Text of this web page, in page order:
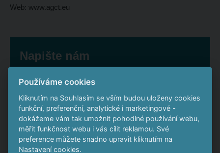
Web: www.agct.eu
Napište nám
Jméno a příjmení*
E-mail*
Používáme cookies
Kliknutím na Souhlasím se vším budou uloženy cookies
funkční, preferenční, analytické i marketingové -
dokážeme vám tak umožnit pohodlné používání webu,
měřit funkčnost webu i vás cílit reklamou. Své
preference můžete snadno upravit kliknutím na
Nastavení cookies.